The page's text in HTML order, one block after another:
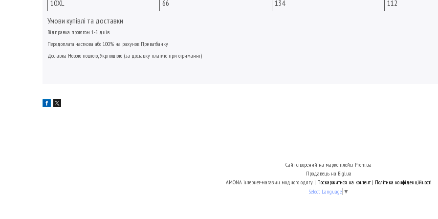
10XL 66 134
112
Умови купівлі та доставки
Відправка протягом 1-5 днів
Передоплата часткова або 100% на рахунок Приватбанку
Доставка Новою поштою,Укрпоштою (за доставку платите при отриманні)
Сайт створений на маркетплейсі Prom.ua
Продавець на Bigl.ua
AMONA інтернет-магазин модного одягу | Поскаржитися на контент | Політика конфіденційності
Select Language ▼